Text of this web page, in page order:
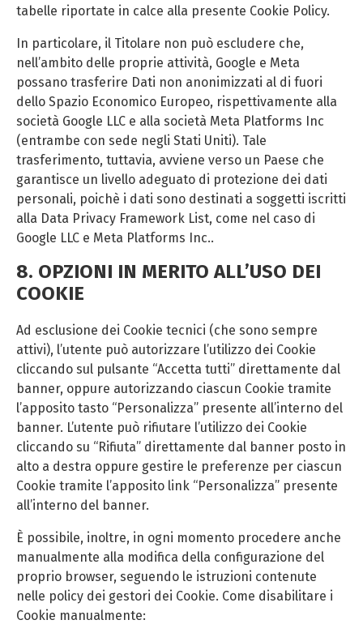
tabelle riportate in calce alla presente Cookie Policy.
In particolare, il Titolare non può escludere che,
nell’ambito delle proprie attività, Google e Meta
possano trasferire Dati non anonimizzati al di fuori
dello Spazio Economico Europeo, rispettivamente alla
società Google LLC e alla società Meta Platforms Inc
(entrambe con sede negli Stati Uniti). Tale
trasferimento, tuttavia, avviene verso un Paese che
garantisce un livello adeguato di protezione dei dati
personali, poichè i dati sono destinati a soggetti iscritti
alla Data Privacy Framework List, come nel caso di
Google LLC e Meta Platforms Inc..
8. OPZIONI IN MERITO ALL’USO DEI
COOKIE
Ad esclusione dei Cookie tecnici (che sono sempre
attivi), l’utente può autorizzare l’utilizzo dei Cookie
cliccando sul pulsante “Accetta tutti” direttamente dal
banner, oppure autorizzando ciascun Cookie tramite
l’apposito tasto “Personalizza” presente all’interno del
banner. L’utente può rifiutare l’utilizzo dei Cookie
cliccando su “Rifiuta” direttamente dal banner posto in
alto a destra oppure gestire le preferenze per ciascun
Cookie tramite l’apposito link “Personalizza” presente
all’interno del banner.
È possibile, inoltre, in ogni momento procedere anche
manualmente alla modifica della configurazione del
proprio browser, seguendo le istruzioni contenute
nelle policy dei gestori dei Cookie. Come disabilitare i
Cookie manualmente: